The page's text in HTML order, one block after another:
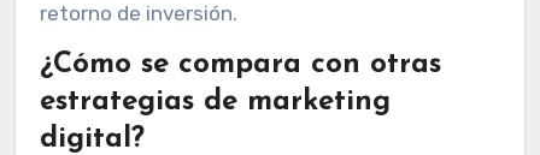
retorno de inversión.
¿Cómo se compara con otras
estrategias de marketing
digital?